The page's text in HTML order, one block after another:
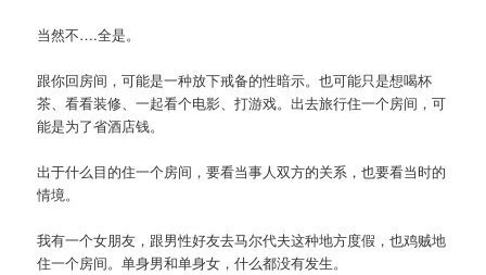
当然不….全是。
跟你回房间，可能是一种放下戒备的性暗示。也可能只是想喝杯
茶、看看装修、一起看个电影、打游戏。出去旅行住一个房间，可
能是为了省酒店钱。
出于什么目的住一个房间，要看当事人双方的关系，也要看当时的
情境。
我有一个女朋友，跟男性好友去马尔代夫这种地方度假，也鸡贼地
住一个房间。单身男和单身女，什么都没有发生。